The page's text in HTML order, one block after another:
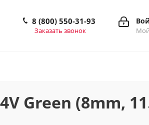
8 (800) 550-31-93
Заказать звонок
Green (8mm,